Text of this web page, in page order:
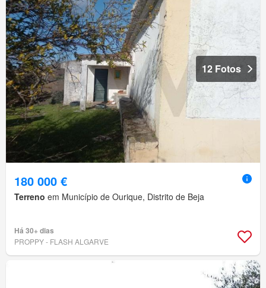
12 Fotos
180 000 €
Terreno em Município de Ourique, Distrito de Beja
Há 30+ dias
PROPPY - FLASH ALGARVE